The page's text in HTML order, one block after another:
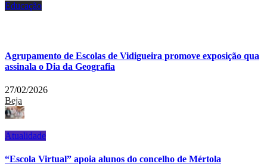
Educação
Agrupamento de Escolas de Vidigueira promove exposição qua
assinala o Dia da Geografia
27/02/2026
Beja
Atualidade
“Escola Virtual” apoia alunos do concelho de Mértola